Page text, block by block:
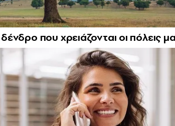
που χρειάζονται οι πόλεις